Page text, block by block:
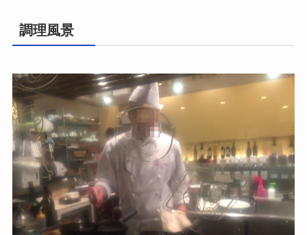
調理風景